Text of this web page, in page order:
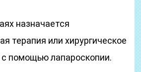
назначается
терапия или хирургическое
помощью лапароскопии.